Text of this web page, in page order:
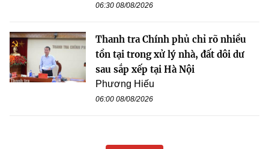
06:30 08/08/2026
Thanh tra Chính phủ chỉ rõ nhiều
tồn tại trong xử lý nhà, đất dôi dư
sau sắp xếp tại Hà Nội
Phương Hiếu
06:00 08/08/2026